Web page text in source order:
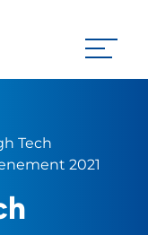
Tech
2021